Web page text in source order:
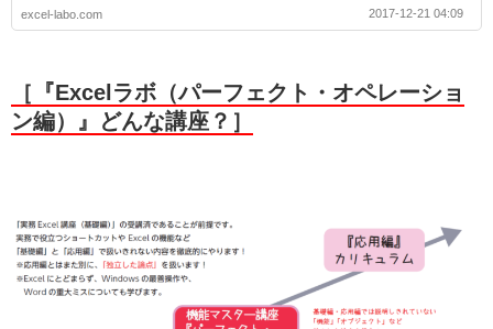
excel-labo.com 2017-12-21 04:09
［『Excelラボ（パーフェクト・オペレーショ
ン編）』どんな講座？］